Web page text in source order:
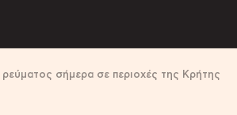
σήμερα σε περιοχές της Κρήτης